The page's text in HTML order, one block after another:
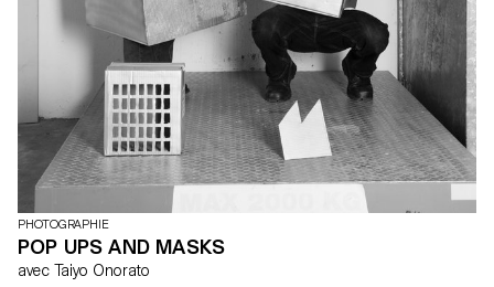
PHOTOGRAPHIE
POP UPS AND MASKS
avec Taiyo Onorato